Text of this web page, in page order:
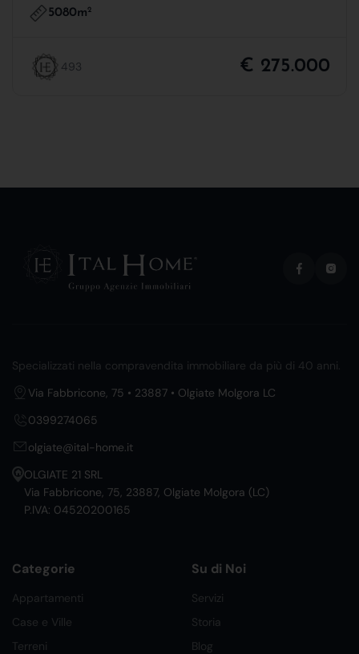
5080m2
493 € 275.000
Specializzati nella compravendita immobiliare da più di 40 anni.
Via Fabbricone, 75 • 23887 • Olgiate Molgora LC
0399274065
olgiate@ital-home.it
OLGIATE 21 SRL
Via Fabbricone, 75, 23887, Olgiate Molgora (LC)
P.IVA: 04520200165
Categorie
Appartamenti
Case e Ville
Terreni
Su di Noi
Servizi
Storia
Blog